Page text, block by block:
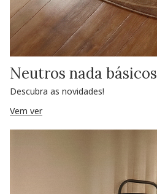
Neutros nada básicos
Descubra as novidades!
Vem ver